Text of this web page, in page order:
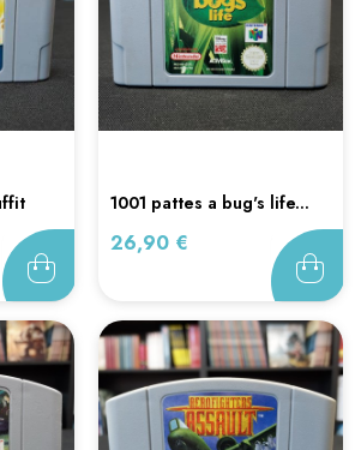
1001 pattes a bug's life...
Prix
26,90 €